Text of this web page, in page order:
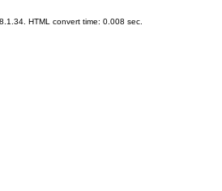
HTML convert time: 0.008 sec.